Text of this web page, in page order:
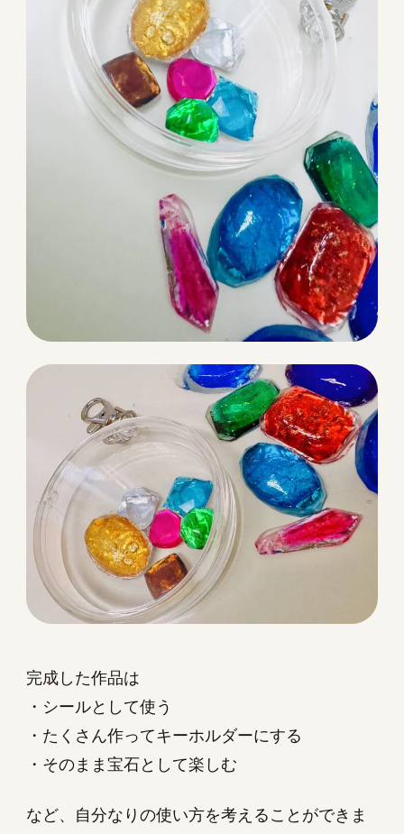
完成した作品は
・シールとして使う
・たくさん作ってキーホルダーにする
・そのまま宝石として楽しむ
など、自分なりの使い方を考えることができま